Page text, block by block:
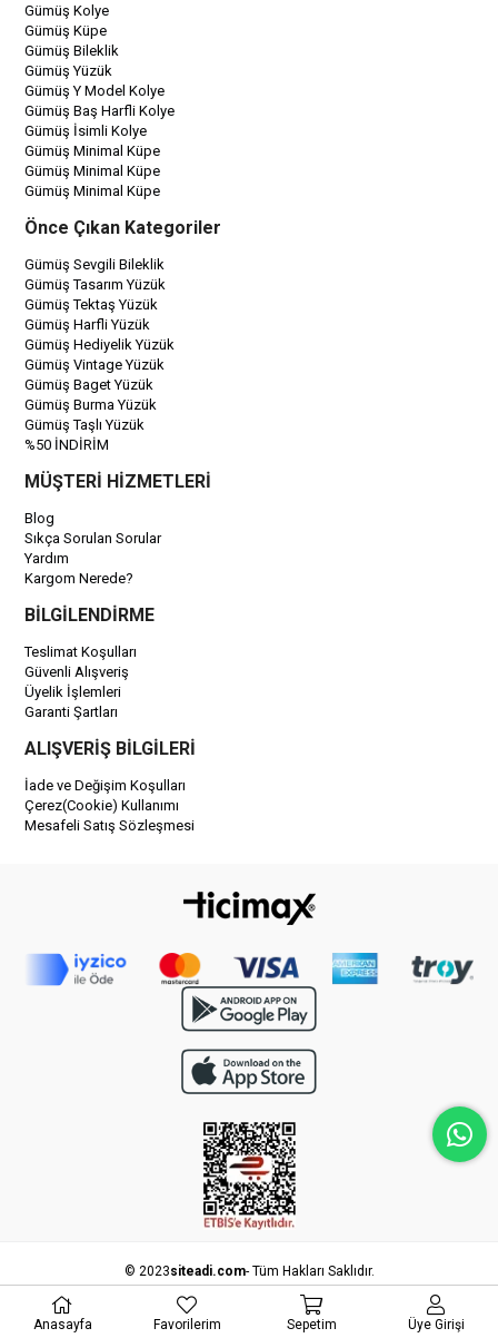
Gümüş Kolye
Gümüş Küpe
Gümüş Bileklik
Gümüş Yüzük
Gümüş Y Model Kolye
Gümüş Baş Harfli Kolye
Gümüş İsimli Kolye
Gümüş Minimal Küpe
Gümüş Minimal Küpe
Gümüş Minimal Küpe
Önce Çıkan Kategoriler
Gümüş Sevgili Bileklik
Gümüş Tasarım Yüzük
Gümüş Tektaş Yüzük
Gümüş Harfli Yüzük
Gümüş Hediyelik Yüzük
Gümüş Vintage Yüzük
Gümüş Baget Yüzük
Gümüş Burma Yüzük
Gümüş Taşlı Yüzük
%50 İNDİRİM
MÜŞTERİ HİZMETLERİ
Blog
Sıkça Sorulan Sorular
Yardım
Kargom Nerede?
BİLGİLENDİRME
Teslimat Koşulları
Güvenli Alışveriş
Üyelik İşlemleri
Garanti Şartları
ALIŞVERİŞ BİLGİLERİ
İade ve Değişim Koşulları
Çerez(Cookie) Kullanımı
Mesafeli Satış Sözleşmesi
© 2023siteadi.com- Tüm Hakları Saklıdır.
Anasayfa Favorilerim Sepetim Üye Girişi